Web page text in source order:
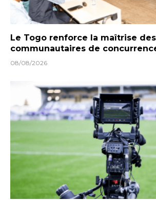
Le Togo renforce la maîtrise
communautaires de
08/08/2026